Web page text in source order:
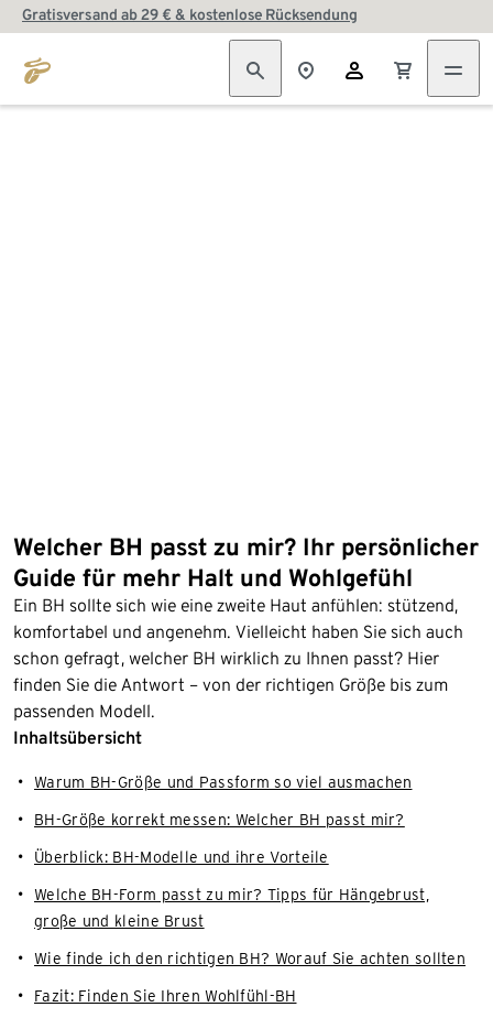
Gratisversand ab 29 € & kostenlose Rücksendung
Welcher BH passt zu mir? Ihr persönlicher
Guide für mehr Halt und Wohlgefühl
Ein BH sollte sich wie eine zweite Haut anfühlen: stützend,
komfortabel und angenehm. Vielleicht haben Sie sich auch
schon gefragt, welcher BH wirklich zu Ihnen passt? Hier
finden Sie die Antwort – von der richtigen Größe bis zum
passenden Modell.
Inhaltsübersicht
Warum BH-Größe und Passform so viel ausmachen
BH-Größe korrekt messen: Welcher BH passt mir?
Überblick: BH-Modelle und ihre Vorteile
Welche BH-Form passt zu mir? Tipps für Hängebrust,
große und kleine Brust
Wie finde ich den richtigen BH? Worauf Sie achten sollten
Fazit: Finden Sie Ihren Wohlfühl-BH